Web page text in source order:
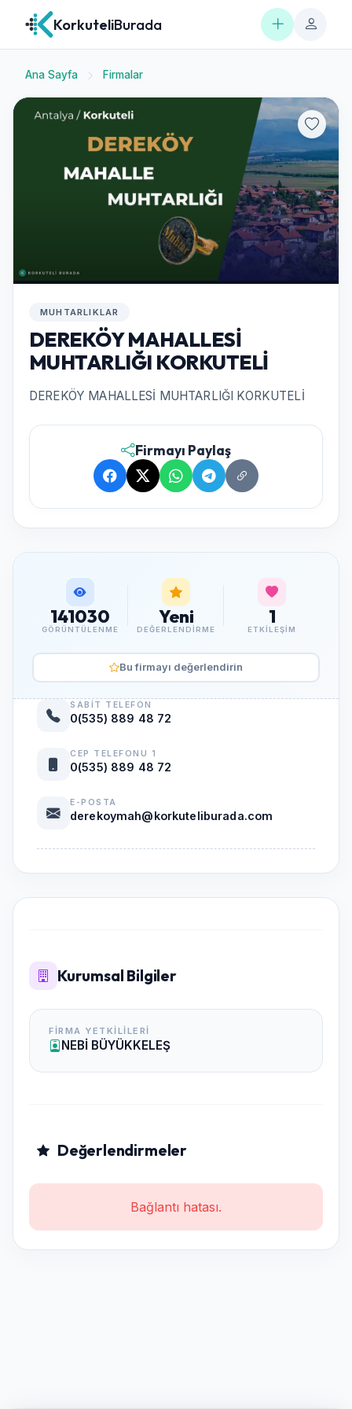
KorkuteliBurada
Ana Sayfa Firmalar
MUHTARLIKLAR
DEREKÖY MAHALLESİ
MUHTARLIĞI KORKUTELİ
DEREKÖY MAHALLESİ MUHTARLIĞI KORKUTELİ
Firmayı Paylaş
Kurumsal Bilgiler
FIRMA YETKILILERI
NEBİ BÜYÜKKELEŞ
Değerlendirmeler
Bağlantı hatası.
141030
GÖRÜNTÜLENME
Yeni
DEĞERLENDIRME
1
ETKILEŞIM
Bu firmayı değerlendirin
SABIT TELEFON
0(535) 889 48 72
CEP TELEFONU 1
0(535) 889 48 72
E-POSTA
derekoymah@korkuteliburada.com